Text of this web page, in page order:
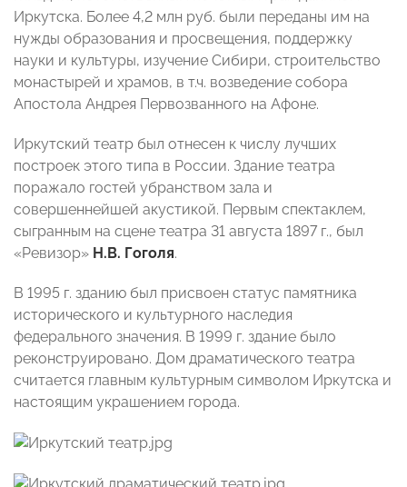
Иркутска. Более 4,2 млн руб. были переданы им на
нужды образования и просвещения, поддержку
науки и культуры, изучение Сибири, строительство
монастырей и храмов, в т.ч. возведение собора
Апостола Андрея Первозванного на Афоне.
Иркутский театр был отнесен к числу лучших
построек этого типа в России. Здание театра
поражало гостей убранством зала и
совершеннейшей акустикой. Первым спектаклем,
сыгранным на сцене театра 31 августа 1897 г., был
«Ревизор» Н.В. Гоголя.
В 1995 г. зданию был присвоен статус памятника
исторического и культурного наследия
федерального значения. В 1999 г. здание было
реконструировано. Дом драматического театра
считается главным культурным символом Иркутска и
настоящим украшением города.